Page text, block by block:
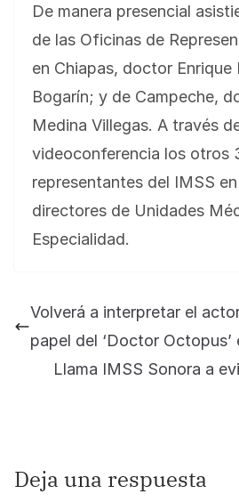
De manera presencial
de las Oficinas de
en Chiapas, doctor Enrique
Bogarín; y de Campeche,
Medina Villegas. A través
videoconferencia los otros
representantes del IMSS
directores de Unidades
Especialidad.
Volverá a interpretar el
papel del ‘Doctor Octopus’
Llama IMSS Sonora a
Deja una respuesta